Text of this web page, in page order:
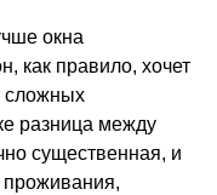
окна
как правило, хочет
сложных
разница между
существенная, и